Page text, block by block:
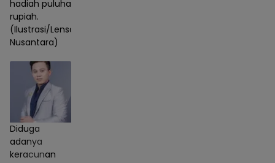
hadiah puluhan juta
rupiah.
(Ilustrasi/Lensa
Nusantara)
Diduga
adanya
keracunan